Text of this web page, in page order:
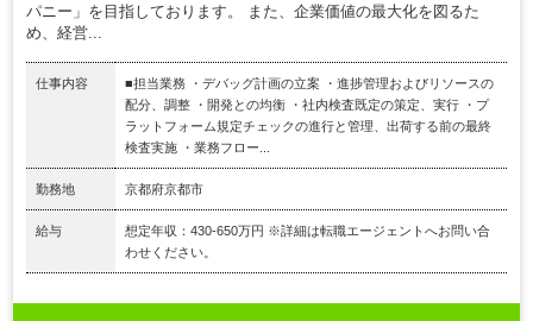
パニー」を目指しております。 また、企業価値の最大化を図るた
め、経営...
仕事内容
■担当業務 ・デバッグ計画の立案 ・進捗管理およびリソースの
配分、調整 ・開発との均衡 ・社内検査既定の策定、実行 ・プ
ラットフォーム規定チェックの進行と管理、出荷する前の最終
検査実施 ・業務フロー...
勤務地 京都府京都市
給与
想定年収：430-650万円 ※詳細は転職エージェントへお問い合
わせください。